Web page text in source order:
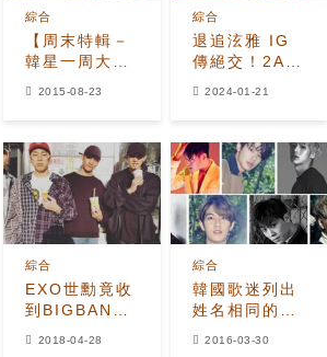
【周末特輯－
韓星一周大事
回顧】
復單身 韓演
藝圈陷分手潮
綜合
2015-08-23
退追泫雅 IG
傳絕交！2AM
趙權出面澄
綜合
2024-01-21
EXO世勳竟收
到BIGBANG
成員的應援餐
綜合
2018-04-28
韓國歌迷列出
姓名相同的K-
POP IDOL名
綜合
2016-03-30